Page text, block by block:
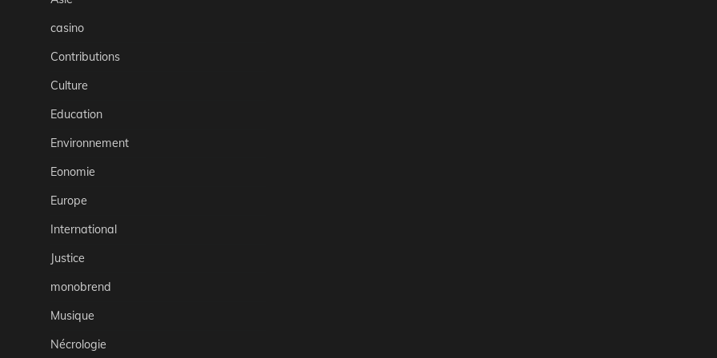
casino
Contributions
Culture
Education
Environnement
Eonomie
Europe
International
Justice
monobrend
Musique
Nécrologie